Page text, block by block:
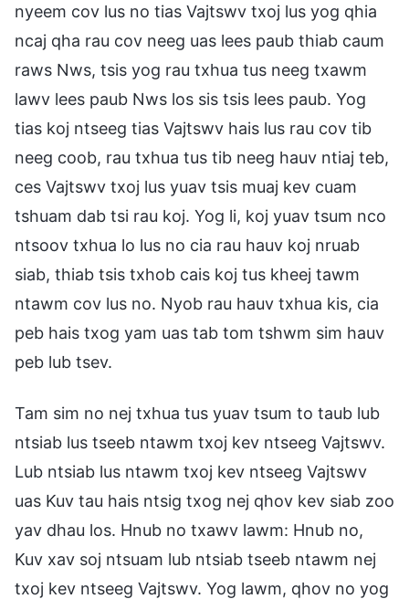
nyeem cov lus no tias Vajtswv txoj lus yog qhia
ncaj qha rau cov neeg uas lees paub thiab caum
raws Nws, tsis yog rau txhua tus neeg txawm
lawv lees paub Nws los sis tsis lees paub. Yog
tias koj ntseeg tias Vajtswv hais lus rau cov tib
neeg coob, rau txhua tus tib neeg hauv ntiaj teb,
ces Vajtswv txoj lus yuav tsis muaj kev cuam
tshuam dab tsi rau koj. Yog li, koj yuav tsum nco
ntsoov txhua lo lus no cia rau hauv koj nruab
siab, thiab tsis txhob cais koj tus kheej tawm
ntawm cov lus no. Nyob rau hauv txhua kis, cia
peb hais txog yam uas tab tom tshwm sim hauv
peb lub tsev.
Tam sim no nej txhua tus yuav tsum to taub lub
ntsiab lus tseeb ntawm txoj kev ntseeg Vajtswv.
Lub ntsiab lus ntawm txoj kev ntseeg Vajtswv
uas Kuv tau hais ntsig txog nej qhov kev siab zoo
yav dhau los. Hnub no txawv lawm: Hnub no,
Kuv xav soj ntsuam lub ntsiab tseeb ntawm nej
txoj kev ntseeg Vajtswv. Yog lawm, qhov no yog